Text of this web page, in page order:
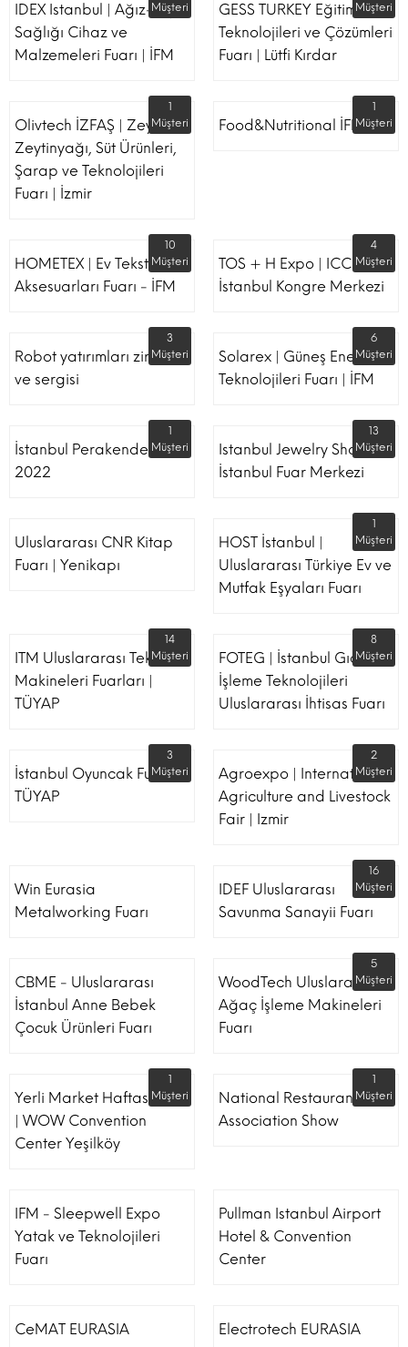
IDEX Istanbul | Ağız-Diş
Sağlığı Cihaz ve
Malzemeleri Fuarı | İFM
Müşteri
GESS TURKEY Eğitim
Teknolojileri ve Çözümleri
Fuarı | Lütfi Kırdar
Müşteri
Olivtech İZFAŞ | Zeytin,
Zeytinyağı, Süt Ürünleri,
Şarap ve Teknolojileri
Fuarı | İzmir
1
Müşteri
Food&Nutritional İFM
1
Müşteri
HOMETEX | Ev Tekstili Ve
Aksesuarları Fuarı - İFM
10
Müşteri
TOS + H Expo | ICC -
İstanbul Kongre Merkezi
4
Müşteri
Robot yatırımları zirvesi
ve sergisi
3
Müşteri
Solarex | Güneş Enerjisi &
Teknolojileri Fuarı | İFM
6
Müşteri
İstanbul Perakende Fuarı
2022
1
Müşteri
Istanbul Jewelry Show |
İstanbul Fuar Merkezi
13
Müşteri
Uluslararası CNR Kitap
Fuarı | Yenikapı
HOST İstanbul |
Uluslararası Türkiye Ev ve
Mutfak Eşyaları Fuarı
1
Müşteri
ITM Uluslararası Tekstil
Makineleri Fuarları |
TÜYAP
14
Müşteri
FOTEG | İstanbul Gıda
İşleme Teknolojileri
Uluslararası İhtisas Fuarı
8
Müşteri
İstanbul Oyuncak Fuarı -
TÜYAP
3
Müşteri
Agroexpo | International
Agriculture and Livestock
Fair | Izmir
2
Müşteri
Win Eurasia
Metalworking Fuarı
IDEF Uluslararası
Savunma Sanayii Fuarı
16
Müşteri
CBME - Uluslararası
İstanbul Anne Bebek
Çocuk Ürünleri Fuarı
WoodTech Uluslararası
Ağaç İşleme Makineleri
Fuarı
5
Müşteri
Yerli Market Haftası Fuarı
| WOW Convention
Center Yeşilköy
1
Müşteri
National Restaurant
Association Show
1
Müşteri
IFM - Sleepwell Expo
Yatak ve Teknolojileri
Fuarı
Pullman Istanbul Airport
Hotel & Convention
Center
CeMAT EURASIA Electrotech EURASIA